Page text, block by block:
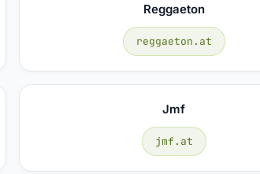
Reggaeton
reggaeton.at
Jmf
jmf.at